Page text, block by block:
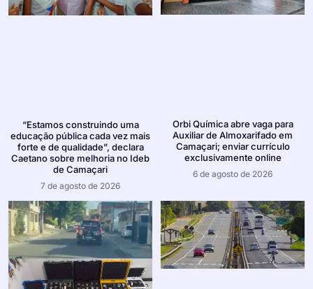
“Estamos construindo uma
educação pública cada vez mais
forte e de qualidade”, declara
Caetano sobre melhoria no Ideb
de Camaçari
7 de agosto de 2026
Orbi Química abre vaga para
Auxiliar de Almoxarifado em
Camaçari; enviar currículo
exclusivamente online
6 de agosto de 2026